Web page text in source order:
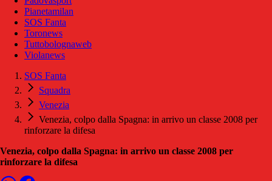
Pianetamilan
SOS Fanta
Toronews
Tuttobolognaweb
Violanews
SOS Fanta
Squadra
Venezia
Venezia, colpo dalla Spagna: in arrivo un classe 2008 per
rinforzare la difesa
Venezia, colpo dalla Spagna: in arrivo un classe 2008 per
rinforzare la difesa